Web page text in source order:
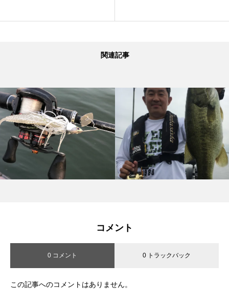
関連記事
コメント
0 コメント 0 トラックバック
この記事へのコメントはありません。